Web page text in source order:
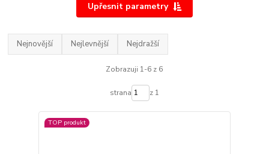
Upřesnit parametry
Nejnovější Nejlevnější Nejdražší
Zobrazuji 1-6 z 6
strana z 1
TOP produkt